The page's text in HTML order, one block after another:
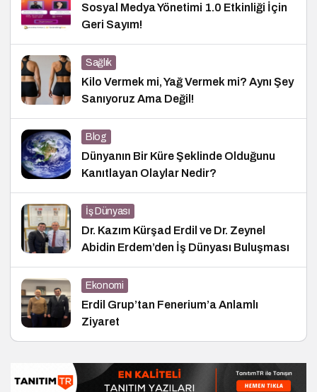
Sosyal Medya Yönetimi 1.0 Etkinliği İçin
Geri Sayım!
Sağlık
Kilo Vermek mi, Yağ Vermek mi? Aynı Şey
Sanıyoruz Ama Değil!
Blog
Dünyanın Bir Küre Şeklinde Olduğunu
Kanıtlayan Olaylar Nedir?
İş Dünyası
Dr. Kazım Kürşad Erdil ve Dr. Zeynel
Abidin Erdem’den İş Dünyası Buluşması
Ekonomi
Erdil Grup’tan Fenerium’a Anlamlı
Ziyaret